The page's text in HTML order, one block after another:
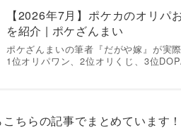
【2026年7月】ポケカのオリ
を紹介 | ポケざんまい
ポケざんまいの筆者『だがや嫁』が実
1位オリパワン、2位オリくじ、3位
こちらの記事でまとめています！